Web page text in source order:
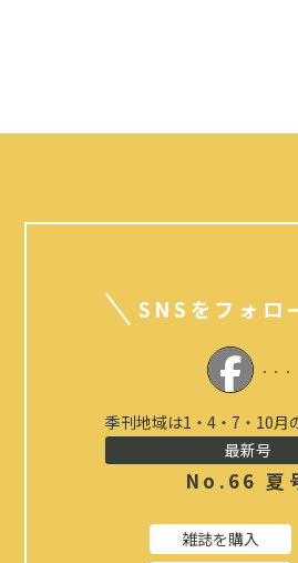
SNSをフォロ
季刊地域は1・4・7・10月
最新号
No.66 夏
雑誌を購入